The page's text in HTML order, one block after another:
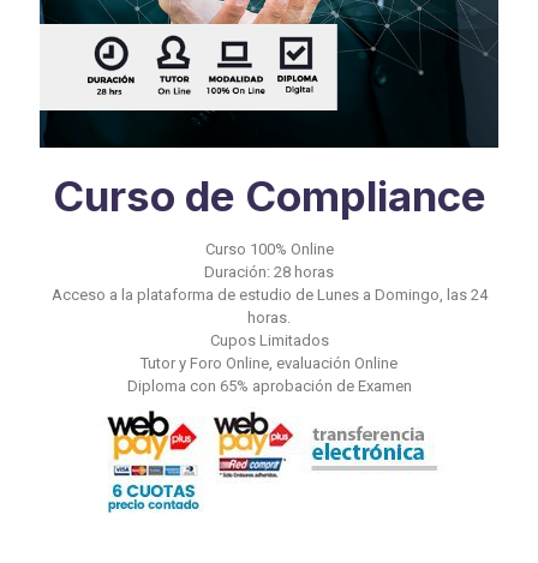
Curso de Compliance
Curso 100% Online
Duración: 28 horas
Acceso a la plataforma de estudio de Lunes a Domingo, las 24
horas.
Cupos Limitados
Tutor y Foro Online, evaluación Online
Diploma con 65% aprobación de Examen